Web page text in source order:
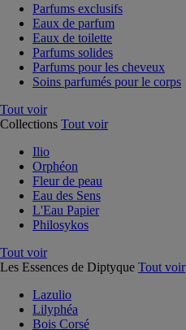
Parfums exclusifs
Eaux de parfum
Eaux de toilette
Parfums solides
Parfums pour les cheveux
Soins parfumés pour le corps
Tout voir
Collections Tout voir
Ilio
Orphéon
Fleur de peau
Eau des Sens
L'Eau Papier
Philosykos
Tout voir
Les Essences de Diptyque Tout voir
Lazulio
Lilyphéa
Bois Corsé